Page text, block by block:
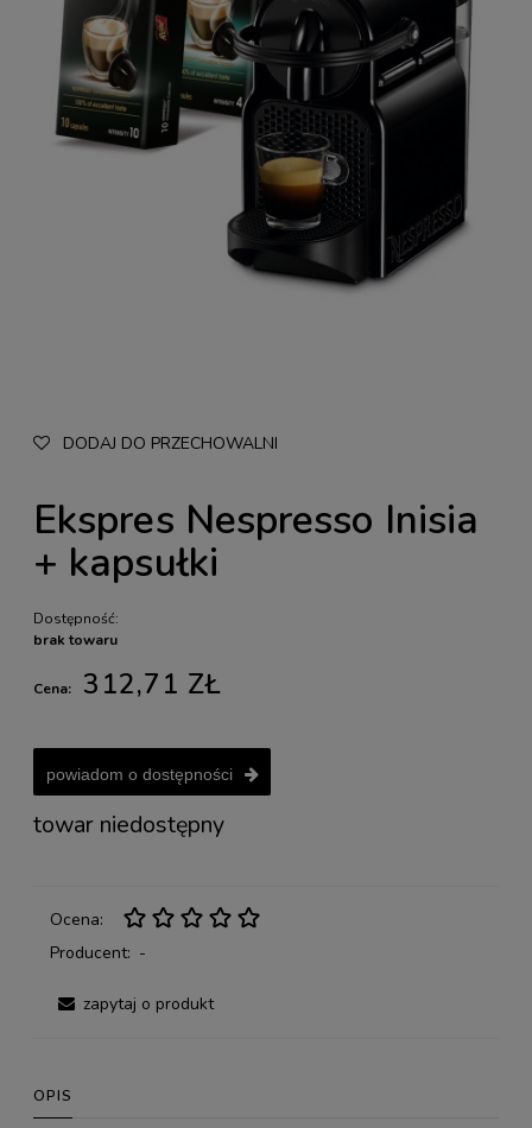
DODAJ DO PRZECHOWALNI
Ekspres Nespresso Inisia
+ kapsułki
Dostępność:
brak towaru
Cena: 312,71 ZŁ
powiadom o dostępności
towar niedostępny
Ocena:
Producent: -
zapytaj o produkt
OPIS